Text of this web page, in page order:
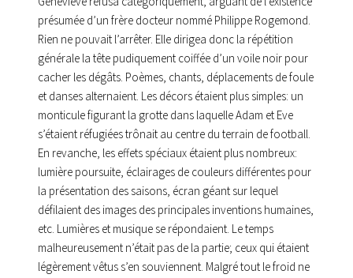
présumée d’un frère docteur nommé Philippe Rogemond.
Rien ne pouvait l’arrêter. Elle dirigea donc la répétition
générale la tête pudiquement coiffée d’un voile noir pour
cacher les dégâts. Poèmes, chants, déplacements de foule
et danses alternaient. Les décors étaient plus simples: un
monticule figurant la grotte dans laquelle Adam et Eve
s’étaient réfugiées trônait au centre du terrain de football.
En revanche, les effets spéciaux étaient plus nombreux:
lumière poursuite, éclairages de couleurs différentes pour
la présentation des saisons, écran géant sur lequel
défilaient des images des principales inventions humaines,
etc. Lumières et musique se répondaient. Le temps
malheureusement n’était pas de la partie; ceux qui étaient
légèrement vêtus s’en souviennent. Malgré tout le froid ne